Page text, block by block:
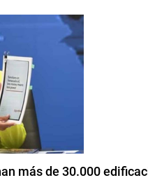
más de 30.000